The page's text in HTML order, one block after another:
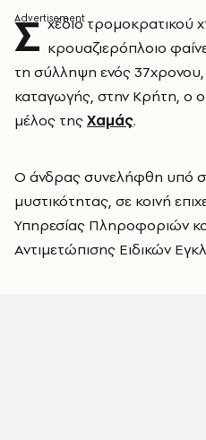
Σ χέδιο τρομοκρατικού
κρουαζιερόπλοιο
τη σύλληψη ενός 37χρονου,
καταγωγής, στην Κρήτη, ο
μέλος τηςΧαμάς.
Ο άνδρας συνελήφθη υπό
μυστικότητας, σε κοινή
Υπηρεσίας Πληροφοριών
Αντιμετώπισης Ειδικών